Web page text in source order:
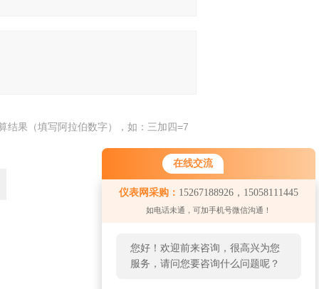
在线交流
仪表网采购： 15267188926，15058111445
如电话未通，可加手机号微信沟通！
您好！欢迎前来咨询，很高兴为您
服务，请问您要咨询什么问题呢？
结果（填写阿拉伯数字），如：三加四=7
返回